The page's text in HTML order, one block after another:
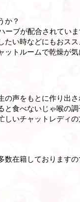
か？
ブが配合されてい
い時などにもおス
トルームで乾燥が
声をもとに作り出
食べないじゃ喉の
いチャットレディの
在籍しております